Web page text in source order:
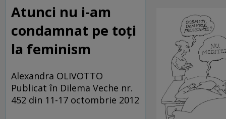
Atunci nu i-am
condamnat pe toţi
la feminism
Alexandra OLIVOTTO
Publicat în Dilema Veche nr.
452 din 11-17 octombrie 2012